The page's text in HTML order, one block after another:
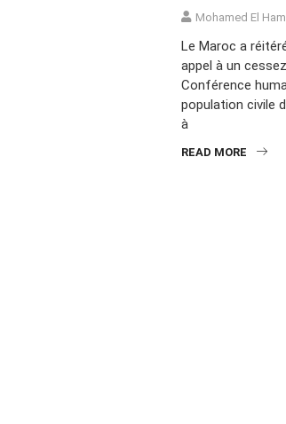
Mohamed El
Le Maroc a
appel à un
Conférence
population civile
à
READ MORE